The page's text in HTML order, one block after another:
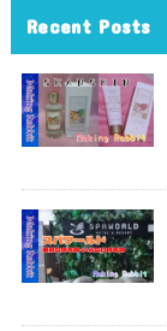
Recent Posts